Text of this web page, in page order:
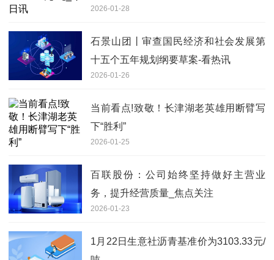
2026-01-28
石景山团丨审查国民经济和社会发展第
十五个五年规划纲要草案-看热讯
2026-01-26
当前看点!致敬！长津湖老英雄用断臂写
下“胜利”
2026-01-25
百联股份：公司始终坚持做好主营业
务，提升经营质量_焦点关注
2026-01-23
1月22日生意社沥青基准价为3103.33元/